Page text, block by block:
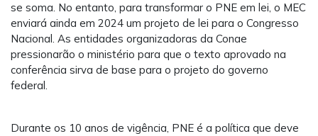
se soma. No entanto, para transformar o PNE em lei, o MEC
enviará ainda em 2024 um projeto de lei para o Congresso
Nacional. As entidades organizadoras da Conae
pressionarão o ministério para que o texto aprovado na
conferência sirva de base para o projeto do governo
federal.
Durante os 10 anos de vigência, PNE é a política que deve